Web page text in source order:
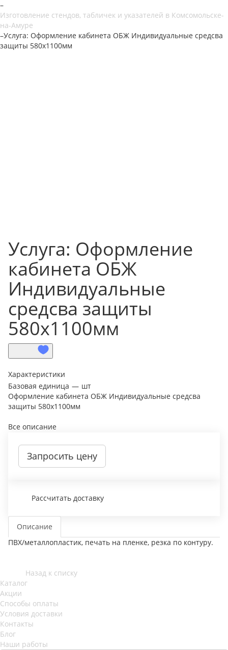
–
Изготовление стендов, табличек и указателей в Комсомольске-
на-Амуре
–Услуга: Оформление кабинета ОБЖ Индивидуальные средсва
защиты 580х1100мм
Услуга: Оформление
кабинета ОБЖ
Индивидуальные
средсва защиты
580х1100мм
Характеристики
Базовая единица — шт
Оформление кабинета ОБЖ Индивидуальные средсва
защиты 580х1100мм
Все описание
Запросить цену
Рассчитать доставку
Описание
ПВХ/металлопластик, печать на пленке, резка по контуру.
Назад к списку
Каталог
Акции
Способы оплаты
Условия доставки
Контакты
Блог
Наши работы